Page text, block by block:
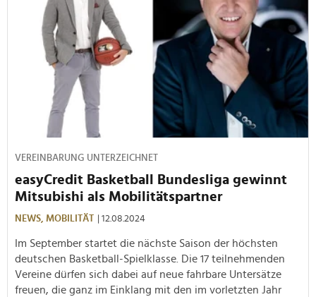
VEREINBARUNG UNTERZEICHNET
easyCredit Basketball Bundesliga gewinnt
Mitsubishi als Mobilitätspartner
NEWS, MOBILITÄT | 12.08.2024
Im September startet die nächste Saison der höchsten
deutschen Basketball-Spielklasse. Die 17 teilnehmenden
Vereine dürfen sich dabei auf neue fahrbare Untersätze
freuen, die ganz im Einklang mit den im vorletzten Jahr